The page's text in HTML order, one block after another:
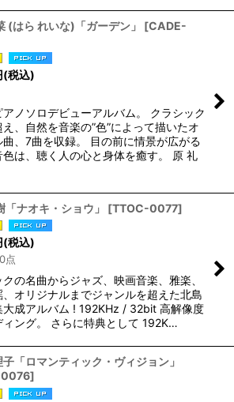
(はら れいな)「ガーデン」 [CADE-
(税込)
ノソロデビューアルバム。 クラシック
、自然を音楽の”色”によって描いたオ
曲、7曲を収録。 目の前に情景が広がる
色は、聴く人の心と身体を癒す。 原 礼
「ナオキ・ショウ」 [TTOC-0077]
(税込)
点
の名曲からジャズ、映画音楽、雅楽、
、オリジナルまでジャンルを超えた北島
大成アルバム ! 192KHz / 32bit 高解像度
ィング。 さらに特典として 192K…
「ロマンティック・ヴィジョン」
]